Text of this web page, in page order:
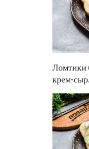
Ломтики
крем-сыр.